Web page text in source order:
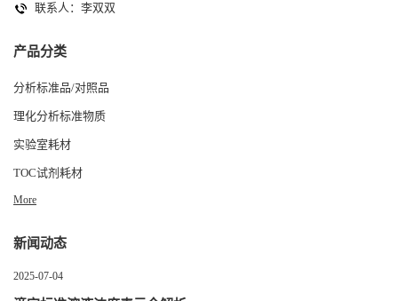
联系人：李双双
产品分类
分析标准品/对照品
理化分析标准物质
实验室耗材
TOC试剂耗材
More
新闻动态
2025-07-04